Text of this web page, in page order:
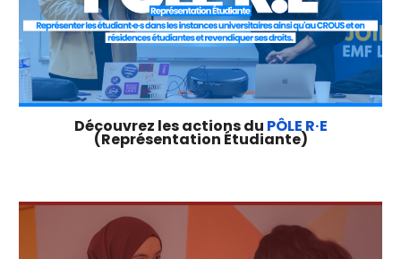
Découvrez les actions du PÔLE R·E
(Représentation Étudiante)